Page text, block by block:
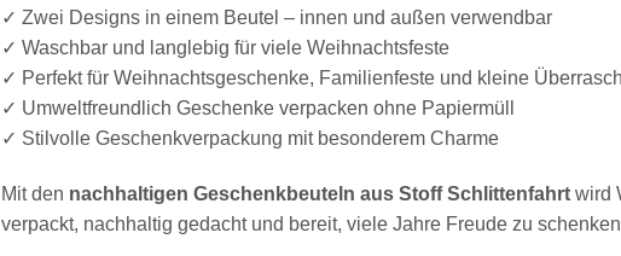
✓ Zwei Designs in einem Beutel – innen und außen verwendbar
✓ Waschbar und langlebig für viele Weihnachtsfeste
✓ Perfekt für Weihnachtsgeschenke, Familienfeste und kleine
✓ Umweltfreundlich Geschenke verpacken ohne Papiermüll
✓ Stilvolle Geschenkverpackung mit besonderem Charme
Mit den nachhaltigen Geschenkbeuteln aus Stoff Schlittenfahrtwird
verpackt, nachhaltig gedacht und bereit, viele Jahre Freude zu